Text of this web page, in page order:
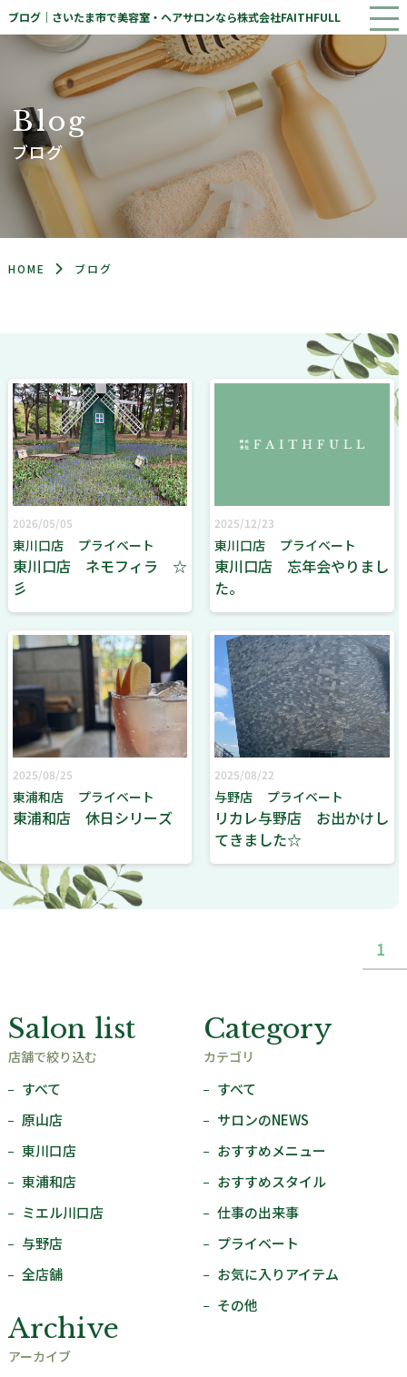
ブログ｜さいたま市で美容室・ヘアサロンなら株式会社FAITHFULL
Blog
ブログ
HOME ブログ
2026/05/05
東川口店 プライベート
東川口店 ネモフィラ ☆
彡
2025/12/23
東川口店 プライベート
東川口店 忘年会やりまし
た。
2025/08/25
東浦和店 プライベート
東浦和店 休日シリーズ
2025/08/22
与野店 プライベート
リカレ与野店 お出かけし
てきました☆
Salon list
店舗で絞り込む
すべて
原山店
東川口店
東浦和店
ミエル川口店
与野店
全店舗
Category
カテゴリ
すべて
サロンのNEWS
おすすめメニュー
おすすめスタイル
仕事の出来事
プライベート
お気に入りアイテム
その他
Archive
アーカイブ
1